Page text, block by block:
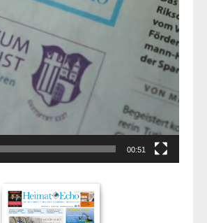
00:51